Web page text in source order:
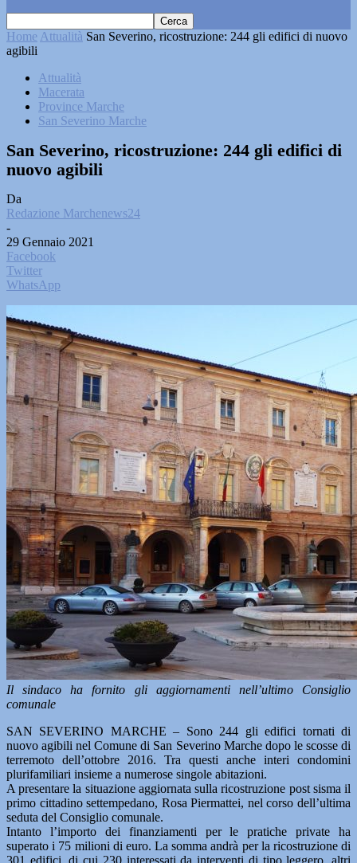
Home Attualità San Severino, ricostruzione: 244 gli edifici di nuovo
agibili
Attualità
Macerata
Province Marche
San Severino Marche
San Severino, ricostruzione: 244 gli edifici di
nuovo agibili
Da
Redazione Marchenews24
-
29 Gennaio 2021
Facebook
Twitter
WhatsApp
Il sindaco ha fornito gli aggiornamenti nell’ultimo Consiglio
comunale
SAN SEVERINO MARCHE – Sono 244 gli edifici tornati di
nuovo agibili nel Comune di San Severino Marche dopo le scosse di
terremoto dell’ottobre 2016. Tra questi anche interi condomini
plurifamiliari insieme a numerose singole abitazioni.
A presentare la situazione aggiornata sulla ricostruzione post sisma il
primo cittadino settempedano, Rosa Piermattei, nel corso dell’ultima
seduta del Consiglio comunale.
Intanto l’importo dei finanziamenti per le pratiche private ha
superato i 75 milioni di euro. La somma andrà per la ricostruzione di
301 edifici, di cui 230 interessati da interventi di tipo leggero, altri